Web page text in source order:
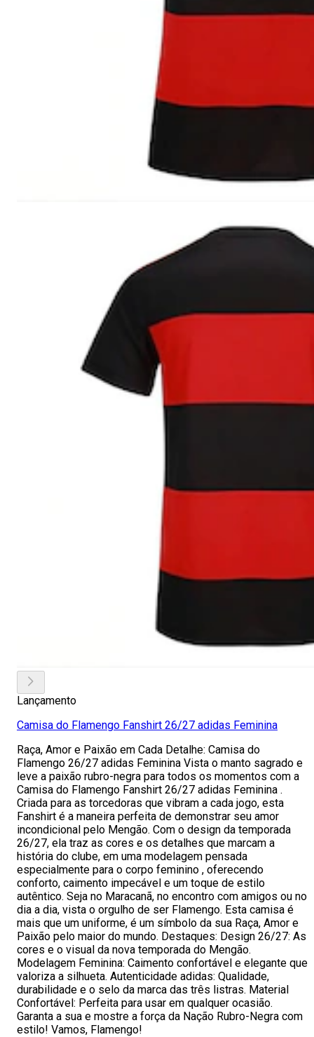
Lançamento
Camisa do Flamengo Fanshirt 26/27 adidas Feminina
Raça, Amor e Paixão em Cada Detalhe: Camisa do
Flamengo 26/27 adidas Feminina Vista o manto sagrado e
leve a paixão rubro-negra para todos os momentos com a
Camisa do Flamengo Fanshirt 26/27 adidas Feminina .
Criada para as torcedoras que vibram a cada jogo, esta
Fanshirt é a maneira perfeita de demonstrar seu amor
incondicional pelo Mengão. Com o design da temporada
26/27, ela traz as cores e os detalhes que marcam a
história do clube, em uma modelagem pensada
especialmente para o corpo feminino , oferecendo
conforto, caimento impecável e um toque de estilo
autêntico. Seja no Maracanã, no encontro com amigos ou no
dia a dia, vista o orgulho de ser Flamengo. Esta camisa é
mais que um uniforme, é um símbolo da sua Raça, Amor e
Paixão pelo maior do mundo. Destaques: Design 26/27: As
cores e o visual da nova temporada do Mengão.
Modelagem Feminina: Caimento confortável e elegante que
valoriza a silhueta. Autenticidade adidas: Qualidade,
durabilidade e o selo da marca das três listras. Material
Confortável: Perfeita para usar em qualquer ocasião.
Garanta a sua e mostre a força da Nação Rubro-Negra com
estilo! Vamos, Flamengo!